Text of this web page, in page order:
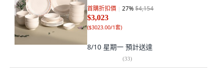
首購折扣價 27%$4,154
$3,023
($3023.00/1套)
8/10 星期一 預計送達
(33)